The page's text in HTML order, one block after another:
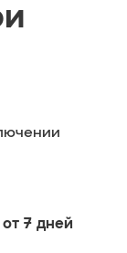
от 7 дней